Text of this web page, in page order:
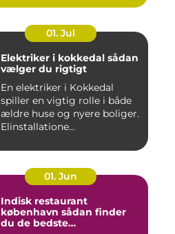
01. Jul
Elektriker i kokkedal sådan
vælger du rigtigt
En elektriker i Kokkedal
spiller en vigtig rolle i både
ældre huse og nyere boliger.
Elinstallatione...
01. Jun
Indisk restaurant
københavn sådan finder
du de bedste